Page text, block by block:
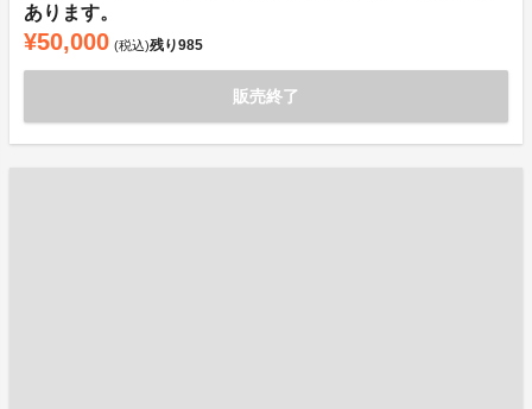
あります。
¥50,000 (税込)残り985
販売終了